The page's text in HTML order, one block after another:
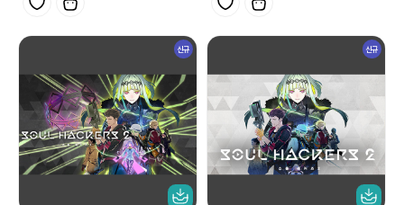
신규 신규